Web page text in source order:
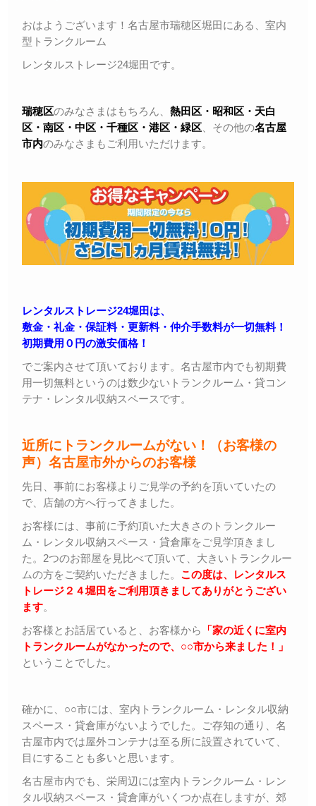
おはようございます！名古屋市瑞穂区堀田にある、室内
型トランクルーム
レンタルストレージ24堀田です。
瑞穂区のみなさまはもちろん、 熱田区・昭和区・天白
区・ 南区・中区・千種区・港区・緑区 、その他の名古屋
市内のみなさまもご利用いただけます。
レンタルストレージ24堀田は、
敷金・礼金・保証料・更新料・仲介手数料が一切無料！
初期費用０円の激安価格！
でご案内させて頂いております。名古屋市内でも初期費
用一切無料というのは数少ないトランクルーム・貸コン
テナ・レンタル収納スペースです。
近所にトランクルームがない！（お客様の
声）名古屋市外からのお客様
先日、事前にお客様よりご見学の予約を頂いていたの
で、店舗の方へ行ってきました。
お客様には、事前に予約頂いた大きさのトランクルー
ム・レンタル収納スペース・貸倉庫をご見学頂きまし
た。2つのお部屋を見比べて頂いて、大きいトランクルー
ムの方をご契約いただきました。 この度は、レンタルス
トレージ２４堀田をご利用頂きましてありがとうござい
ます。
お客様とお話居ていると、お客様から
「家の近くに室内
トランクルームがなかったので、○○市から来ました！」
ということでした。
確かに、○○市には、室内トランクルーム・レンタル収納
スペース・貸倉庫がないようでした。ご存知の通り、名
古屋市内では屋外コンテナは至る所に設置されていて、
目にすることも多いと思います。
名古屋市内でも、栄周辺には室内トランクルーム・レン
タル収納スペース・貸倉庫がいくつか点在しますが、郊